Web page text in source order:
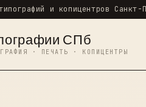
и копицентров Санкт-
СПб
· ПЕЧАТЬ · КОПИЦЕНТРЫ